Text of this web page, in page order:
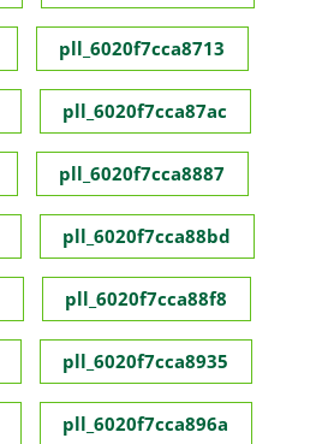
pll_6020f7cca8713
pll_6020f7cca87ac
pll_6020f7cca8887
pll_6020f7cca88bd
pll_6020f7cca88f8
pll_6020f7cca8935
pll_6020f7cca896a